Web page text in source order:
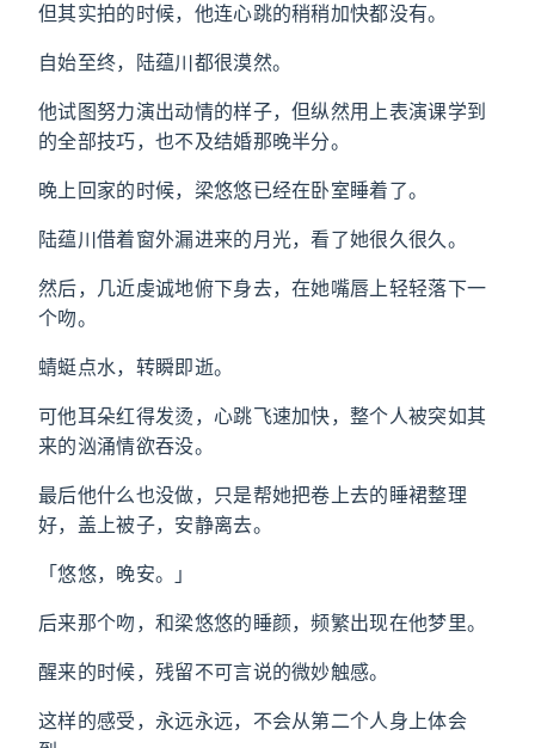
但其实拍的时候，他连心跳的稍稍加快都没有。
自始至终，陆蕴川都很漠然。
他试图努力演出动情的样子，但纵然用上表演课学到
的全部技巧，也不及结婚那晚半分。
晚上回家的时候，梁悠悠已经在卧室睡着了。
陆蕴川借着窗外漏进来的月光，看了她很久很久。
然后，几近虔诚地俯下身去，在她嘴唇上轻轻落下一
个吻。
蜻蜓点水，转瞬即逝。
可他耳朵红得发烫，心跳飞速加快，整个人被突如其
来的汹涌情欲吞没。
最后他什么也没做，只是帮她把卷上去的睡裙整理
好，盖上被子，安静离去。
「悠悠，晚安。」
后来那个吻，和梁悠悠的睡颜，频繁出现在他梦里。
醒来的时候，残留不可言说的微妙触感。
这样的感受，永远永远，不会从第二个人身上体会